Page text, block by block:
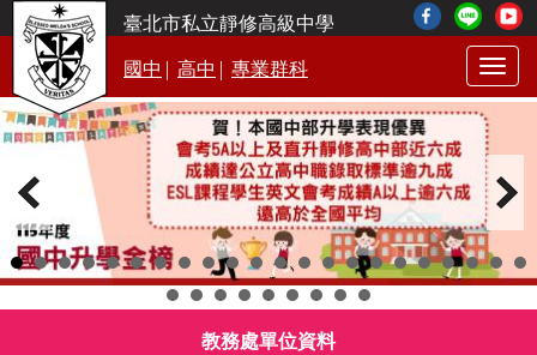
臺北市私立靜修高級中學
國中 | 高中 | 專業群科
教務處單位資料